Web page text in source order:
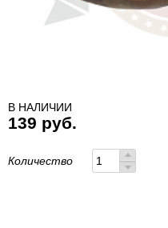
В НАЛИЧИИ
139 руб.
Количество